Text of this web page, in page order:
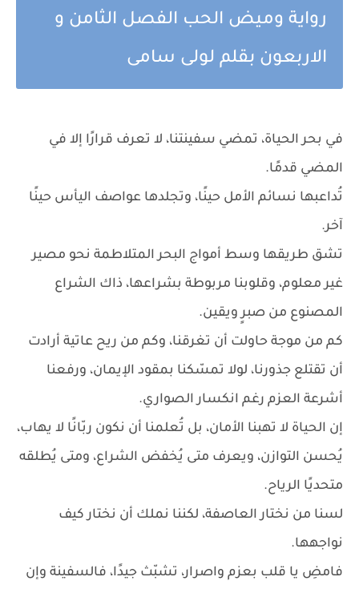
رواية وميض الحب الفصل الثامن و
الاربعون بقلم لولى سامى
في بحر الحياة، تمضي سفينتنا، لا تعرف قرارًا إلا في
المضي قدمًا.
تُداعبها نسائم الأمل حينًا، وتجلدها عواصف اليأس حينًا
آخر.
تشق طريقها وسط أمواج البحر المتلاطمة نحو مصير
غير معلوم، وقلوبنا مربوطة بشراعها، ذاك الشراع
المصنوع من صبرٍ ويقين.
كم من موجة حاولت أن تغرقنا، وكم من ريح عاتية أرادت
أن تقتلع جذورنا، لولا تمسّكنا بمقود الإيمان، ورفعنا
أشرعة العزم رغم انكسار الصواري.
إن الحياة لا تهبنا الأمان، بل تُعلمنا أن نكون ربّانًا لا يهاب،
يُحسن التوازن، ويعرف متى يُخفض الشراع، ومتى يُطلقه
متحديًا الرياح.
لسنا من نختار العاصفة، لكننا نملك أن نختار كيف
نواجهها.
فامضِ يا قلب بعزم واصرار، تشبّث جيدًا، فالسفينة وإن